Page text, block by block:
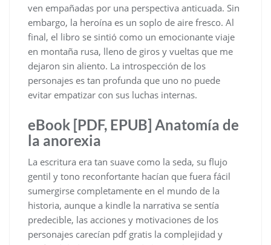
ven empañadas por una perspectiva anticuada. Sin
embargo, la heroína es un soplo de aire fresco. Al
final, el libro se sintió como un emocionante viaje
en montaña rusa, lleno de giros y vueltas que me
dejaron sin aliento. La introspección de los
personajes es tan profunda que uno no puede
evitar empatizar con sus luchas internas.
eBook [PDF, EPUB] Anatomía de
la anorexia
La escritura era tan suave como la seda, su flujo
gentil y tono reconfortante hacían que fuera fácil
sumergirse completamente en el mundo de la
historia, aunque a kindle la narrativa se sentía
predecible, las acciones y motivaciones de los
personajes carecían pdf gratis la complejidad y